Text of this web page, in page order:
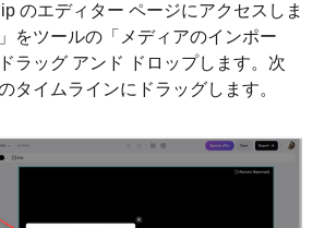
のエディター ページにアクセスしま
をツールの「メディアのインポー
ラッグ アンド ドロップします。次
タイムラインにドラッグします。